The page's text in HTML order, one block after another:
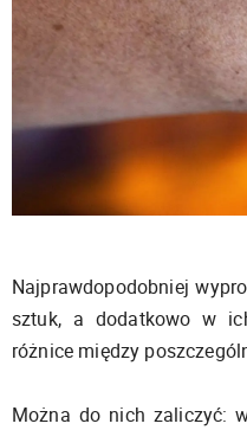
Najprawdopodobniej
sztuk, a dodatkowo w
różnice między
Można do nich zaliczyć: